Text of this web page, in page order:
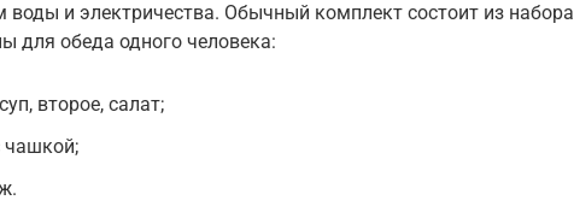
воды и электричества. Обычный комплект состоит из набора
для обеда одного человека:
второе, салат;
чашкой;